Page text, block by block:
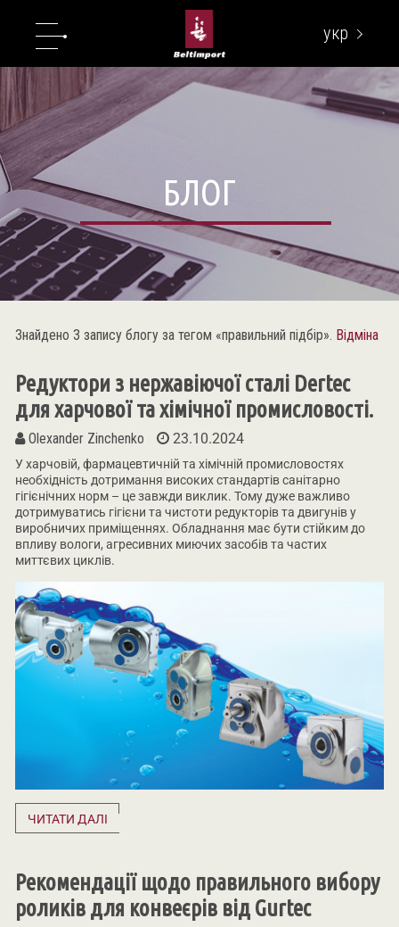
укр
БЛОГ
Знайдено 3 запису блогу за тегом «правильний підбір». Відміна
Редуктори з нержавіючої сталі Dertec
для харчової та хімічної промисловості.
Olexander Zinchenko 23.10.2024
У харчовій, фармацевтичній та хімічній промисловостях
необхідність дотримання високих стандартів санітарно
гігієнічних норм – це завжди виклик. Тому дуже важливо
дотримуватись гігієни та чистоти редукторів та двигунів у
виробничих приміщеннях. Обладнання має бути стійким до
впливу вологи, агресивних миючих засобів та частих
миттєвих циклів.
ЧИТАТИ ДАЛІ
Рекомендації щодо правильного вибору
роликів для конвеєрів від Gurtec